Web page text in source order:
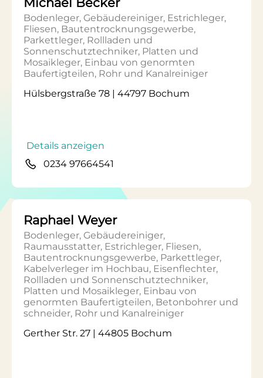
Bodenleger, Gebäudereiniger, Estrichleger,
Fliesen, Bautentrocknungsgewerbe,
Parkettleger, Rollladen und
Sonnenschutztechniker, Platten und
Mosaikleger, Einbau von genormten
Baufertigteilen, Rohr und Kanalreiniger
Hülsbergstraße 78 | 44797 Bochum
Details anzeigen
0234 97664541
Raphael Weyer
Bodenleger, Gebäudereiniger,
Raumausstatter, Estrichleger, Fliesen,
Bautentrocknungsgewerbe, Parkettleger,
Kabelverleger im Hochbau, Eisenflechter,
Rollladen und Sonnenschutztechniker,
Platten und Mosaikleger, Einbau von
genormten Baufertigteilen, Betonbohrer und
schneider, Rohr und Kanalreiniger
Gerther Str. 27 | 44805 Bochum